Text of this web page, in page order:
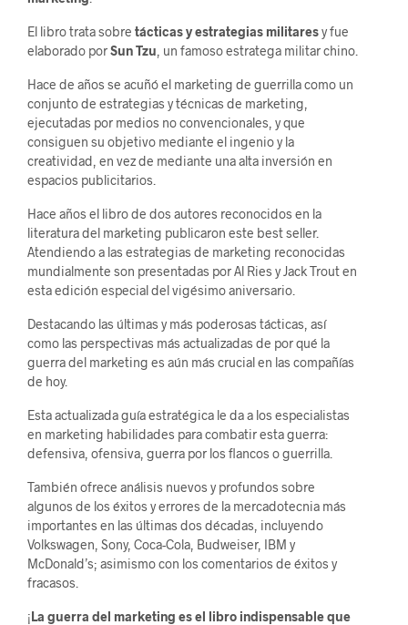
El libro trata sobre tácticas y estrategias militaresy fue
elaborado porSun Tzu , un famoso estratega militar chino.
Hace de años se acuñó el marketing de guerrilla como un
conjunto de estrategias y técnicas de marketing,
ejecutadas por medios no convencionales, y que
consiguen su objetivo mediante el ingenio y la
creatividad, en vez de mediante una alta inversión en
espacios publicitarios.
Hace años el libro de dos autores reconocidos en la
literatura del marketing publicaron este best seller.
Atendiendo a las estrategias de marketing reconocidas
mundialmente son presentadas por Al Ries y Jack Trout en
esta edición especial del vigésimo aniversario.
Destacando las últimas y más poderosas tácticas, así
como las perspectivas más actualizadas de por qué la
guerra del marketing es aún más crucial en las compañías
de hoy.
Esta actualizada guía estratégica le da a los especialistas
en marketing habilidades para combatir esta guerra:
defensiva, ofensiva, guerra por los flancos o guerrilla.
También ofrece análisis nuevos y profundos sobre
algunos de los éxitos y errores de la mercadotecnia más
importantes en las últimas dos décadas, incluyendo
Volkswagen, Sony, Coca-Cola, Budweiser, IBM y
McDonald’s; asimismo con los comentarios de éxitos y
fracasos.
¡La guerra del marketing es el libro indispensable que